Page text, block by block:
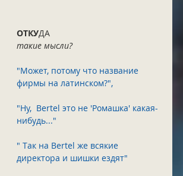
ОТКУДА
такие мысли?
"Может, потому что название
фирмы на латинском?",
"Ну,  Bertel это не 'Ромашка' какая-
нибудь..."
" Так на Bеrtel же всякие
директора и шишки ездят"